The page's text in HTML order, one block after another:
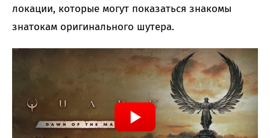
локации, которые могут показаться знакомы
знатокам оригинального шутера.